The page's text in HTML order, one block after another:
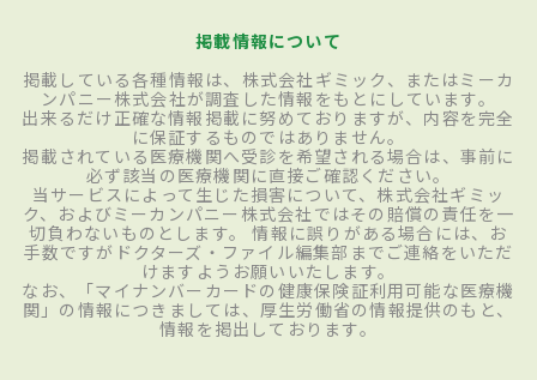
掲載情報について
掲載している各種情報は、株式会社ギミック、またはミーカ
ンパニー株式会社が調査した情報をもとにしています。
出来るだけ正確な情報掲載に努めておりますが、内容を完全
に保証するものではありません。
掲載されている医療機関へ受診を希望される場合は、事前に
必ず該当の医療機関に直接ご確認ください。
当サービスによって生じた損害について、株式会社ギミッ
ク、およびミーカンパニー株式会社ではその賠償の責任を一
切負わないものとします。 情報に誤りがある場合には、お
手数ですがドクターズ・ファイル編集部までご連絡をいただ
けますようお願いいたします。
なお、「マイナンバーカードの健康保険証利用可能な医療機
関」の情報につきましては、厚生労働省の情報提供のもと、
情報を掲出しております。